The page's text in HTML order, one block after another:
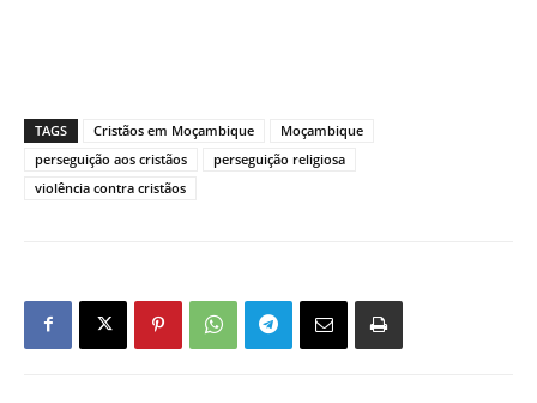
TAGS Cristãos em Moçambique
Moçambique
perseguição aos cristãos
perseguição religiosa
violência contra cristãos